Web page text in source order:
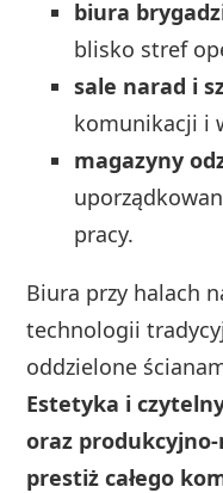
biura
blisko stref
sale narad i
komunikacji i
magazyny
pracy.
Biura przy halach
technologii
oddzielone
Estetyka i
oraz
prestiż całego